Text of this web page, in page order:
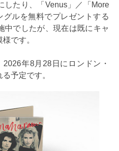
したり、「Venus」／「More
ルを無料でプレゼントする
中でしたが、現在は既にキャ
です。
2026年8月28日にロンドン・
予定です。